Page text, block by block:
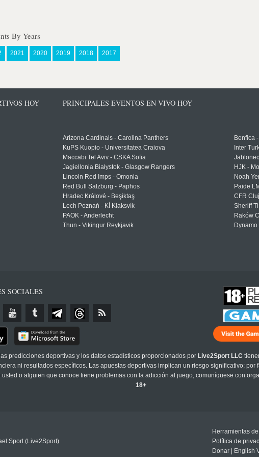
By Years
2021 2020 2019 2018 2017
HOY PRINCIPALES EVENTOS EN VIVO HOY
Arizona Cardinals - Carolina Panthers
KuPS Kuopio - Universitatea Craiova
Maccabi Tel Aviv - CSKA Sofia
Jagiellonia Białystok - Glasgow Rangers
Lincoln Red Imps - Omonia
Red Bull Salzburg - Paphos
Hradec Králové - Beşiktaş
Lech Poznań - KÍ Klaksvík
PAOK - Anderlecht
Thun - Vikingur Reykjavik
Benfica
Inter
HJK -
Noah
Paide
CFR
Sheriff
Raków
SOCIALES
predicciones deportivas y los datos estadísticos proporcionados por Live2Sport LLC
ni resultados específicos. Las apuestas deportivas implican un riesgo significativo; por
o alguien que conoce tiene problemas con la adicción al juego, comuníquese con
18+
Sport (Live2Sport)
Herramientas
Política de
Donar
English